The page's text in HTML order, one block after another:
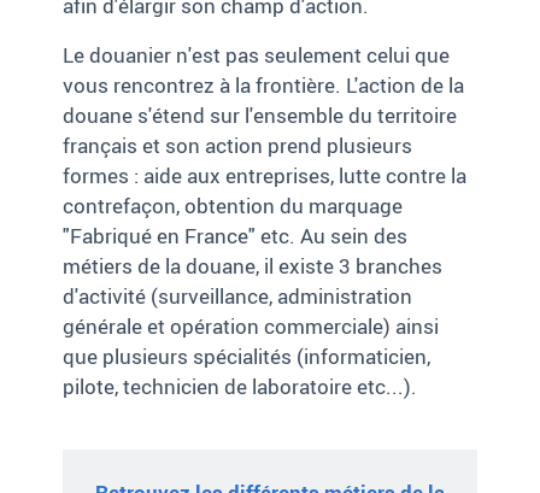
afin d'élargir son champ d'action.
Le douanier n'est pas seulement celui que
vous rencontrez à la frontière. L'action de la
douane s'étend sur l'ensemble du territoire
français et son action prend plusieurs
formes : aide aux entreprises, lutte contre la
contrefaçon, obtention du marquage
"Fabriqué en France" etc. Au sein des
métiers de la douane, il existe 3 branches
d'activité (surveillance, administration
générale et opération commerciale) ainsi
que plusieurs spécialités (informaticien,
pilote, technicien de laboratoire etc...).